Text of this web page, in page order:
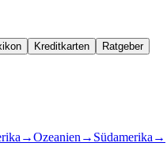
Kreditkarten Ratgeber
→Ozeanien → Südamerika →